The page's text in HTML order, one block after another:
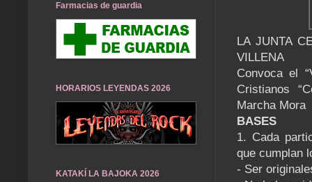
LA JUNTA
VILLENA
Convoca el
Cristianos
Marcha Mora
BASES
1. Cada
que cumplan
- Ser
Farmacias de guardia
HORARIOS LEYENDAS 2026
KATAKÍ LA BAJOKA 2026